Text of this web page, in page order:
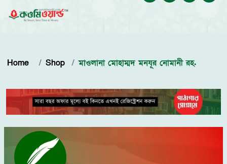
Home Shop মাওলানা মোহাম্মদ মনযূর নোমানী রহ.